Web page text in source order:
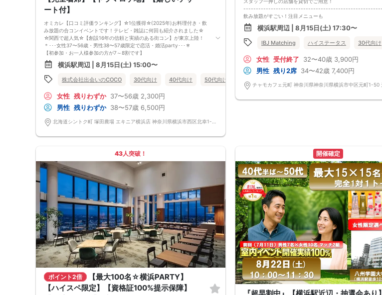
【産地直送・国産鶏肉】皆様に満足していただけるように、お店と打ち合
わせを重ね、こだわりのフードを提供いただいております♪
・農場サラダ
・日替わりポテト
・名物！店仕込みザンギ
・シェフの気まぐれパスタ
・街コン限定プリン
皆様に満足していただけるように、お店と打ち合わせを重ね、こだわりの
フードを提供いただいております♪
※写真はイメージです、仕入れ状況によりコース内容が変更となる場合が
ございます。
《フリードリンク(90L.O)》
☆店員さんがご丁寧に一杯ずつ手作り致します！
100種類以上の豊富なドリンクメニュー、変わり種ドリンクもご用意♪
□チューハイ（定番から変わり種まで！）
□グラスワイン
【 服装 】
お気に入りの普段着でご参加ください。
【 参加定員数 】
🔳最小開催人数：2対2
🔳中止判断タイミング：開催1時間前
🔳飲食あり
す。8/15(土)30代メインコン横浜
ート付】
オミカレ【口コミ評価ランキング】☆1位獲得☆(2025年)お料理付き・飲
み放題の合コンイベントです！テレビ・雑誌に何回も紹介されました☆
☆関西で超人気☆【創設16年の信頼と実績のある街コン】が東京上陸！
＊･･･女性37〜56歳・男性38〜57歳限定で恋活・婚活party･･･＊
【初参加・お一人様参加の方が7～8割です】
安心してご参加ください♪
お一人様でも気軽に参加できるparty☆
当イベントスタッフが参加者様の立場に立って、最初から最後まで徹底的
にサポートします♪
の有名店で合コンPARTY■□
嬉しい！お料理はビュッフェ形式ではなく、店員さんがご丁寧にお席まで
お持ちいたします！
お店自慢のお料理を召し上がって頂きながら、ゆっくりと交流をお楽しみ
頂きたいと思います。
落ち着いた空間での交流が楽しめます！
《一人参加、初参加大歓迎》
完全着席スタイルですのでひとりぼっちになることはありません！お一人
様参加者様同士の席の配置。
《恋人、友人、人脈、必ず出会える！関西で超人気の飲み会！が東京上
陸！》
□結婚がしたい
□恋人が欲しい
□友人を増やしたい
□人脈を広げたい
□日常に刺激が欲しい
□お酒が大好き
□楽しいことが大好き
□飲み会が大好き
□みんなでワイワイしたい人
□確実に出会える街コンに参加したい人
□一緒に合コン・コンパに行ける飲み友が欲しい人
□家と職場の往復の毎日を変えたい人
《フード》
横浜駅周辺 | 8月15日(土) 15:00〜
株式会社出会いのCOCO 30代向け 40代向け 50代向け
女性 残りわずか 37〜56歳 2,300円
男性 残りわずか 38〜57歳 6,500円
北海道シントク町 塚田農場 エキニア横浜店 神奈川県横浜市西区北幸1-1-8 エキニア横浜 2F 北海道シントク町 塚田農場 エキニア横浜店 神奈川県横浜市西区北幸1-1-8 エキニア横浜 2F
飲み放題がすごい！注目メニューも
ワイン・ビールなどをご用意。
もちろんソフトドリンクも飲み放題
A5ランク常陸牛の極上ローストビーフ、
手作り名物の焼きたてクロワッサンなど＆hellip＆＆
パーティー参加者限定の特別価格で
ご提供いただきました！
次の休日を、ちょっとだけワクワクにしませんか？
横浜駅周辺 | 8月15日(土) 17:30〜
IBJ Matching ハイステータス 30代向け
女性 受付終了 32〜40歳 3,900円
男性 残り2席 34〜42歳 7,400円
チャモカフェ元町 神奈川県神奈川県横浜市中区元町1-50
43人突破！
ポイント2倍
【最大100名☆横浜PARTY】
【ハイスペ限定】【資格証100%提示保障】
開催確定